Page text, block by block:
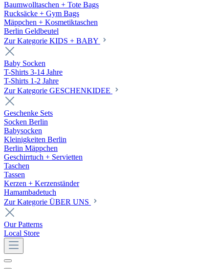
Baumwolltaschen + Tote Bags
Rucksäcke + Gym Bags
Mäppchen + Kosmetiktaschen
Berlin Geldbeutel
Zur Kategorie KIDS + BABY
Baby Socken
T-Shirts 3-14 Jahre
T-Shirts 1-2 Jahre
Zur Kategorie GESCHENKIDEE
Geschenke Sets
Socken Berlin
Babysocken
Kleinigkeiten Berlin
Berlin Mäppchen
Geschirrtuch + Servietten
Taschen
Tassen
Kerzen + Kerzenständer
Hamambadetuch
Zur Kategorie ÜBER UNS
Our Patterns
Local Store